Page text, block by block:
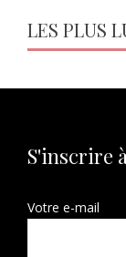
LES PLUS
S'inscrire
Votre e-mail